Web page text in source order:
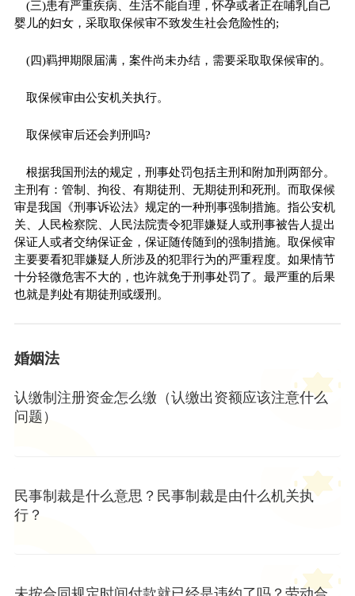
(三)患有严重疾病、生活不能自理，怀孕或者正在哺乳自己
婴儿的妇女，采取取保候审不致发生社会危险性的;
(四)羁押期限届满，案件尚未办结，需要采取取保候审的。
取保候审由公安机关执行。
取保候审后还会判刑吗?
根据我国刑法的规定，刑事处罚包括主刑和附加刑两部分。
主刑有：管制、拘役、有期徒刑、无期徒刑和死刑。而取保候
审是我国《刑事诉讼法》规定的一种刑事强制措施。指公安机
关、人民检察院、人民法院责令犯罪嫌疑人或刑事被告人提出
保证人或者交纳保证金，保证随传随到的强制措施。取保候审
主要要看犯罪嫌疑人所涉及的犯罪行为的严重程度。如果情节
十分轻微危害不大的，也许就免于刑事处罚了。最严重的后果
也就是判处有期徒刑或缓刑。
婚姻法
认缴制注册资金怎么缴（认缴出资额应该注意什么
问题）
民事制裁是什么意思？民事制裁是由什么机关执
行？